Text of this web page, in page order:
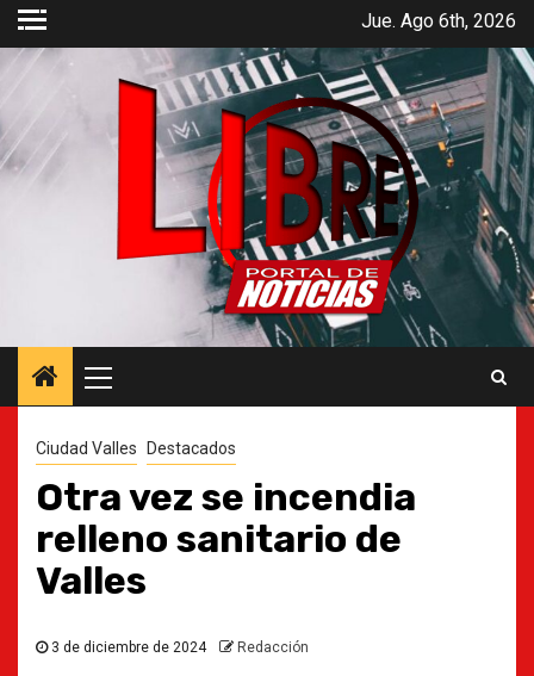
Saltar
contenido
Jue. Ago 6th, 2026
principal
Ciudad Valles Destacados
Otra vez se incendia
relleno sanitario de
Valles
3 de diciembre de 2024 Redacción